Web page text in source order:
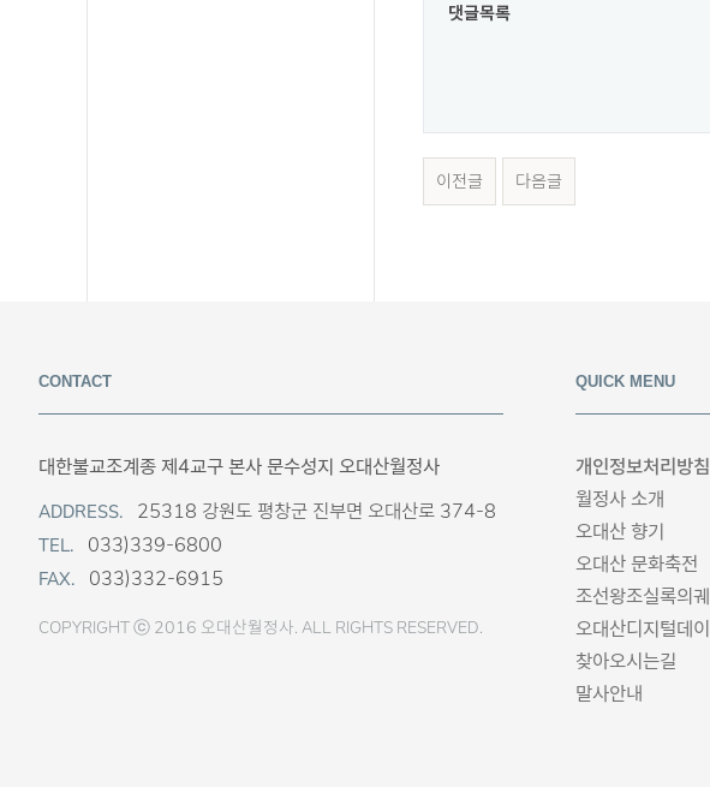
댓글목록
이전글 다음글
CONTACT
대한불교조계종 제4교구 본사 문수성지 오대산월정사
ADDRESS. 25318 강원도 평창군 진부면 오대산로 374-8
TEL. 033)339-6800
FAX. 033)332-6915
COPYRIGHT ⓒ 2016 오대산월정사. ALL RIGHTS RESERVED.
QUICK MENU
개인정보처리방침
월정사 소개
오대산 향기
오대산 문화축전
조선왕조실록의
오대산디지털데
찾아오시는길
말사안내